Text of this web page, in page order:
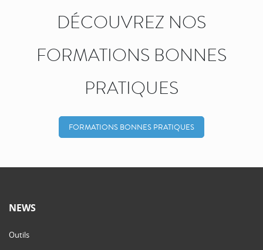
DÉCOUVREZ NOS
FORMATIONS BONNES
PRATIQUES
FORMATIONS BONNES PRATIQUES
NEWS
Outils